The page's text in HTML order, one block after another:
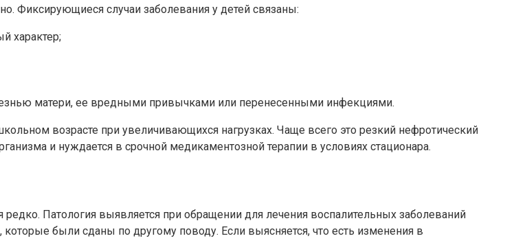
Фиксирующиеся случаи заболевания у детей связаны:
характер;
матери, ее вредными привычками или перенесенными инфекциями.
возрасте при увеличивающихся нагрузках. Чаще всего это резкий нефротический
и нуждается в срочной медикаментозной терапии в условиях стационара.
Патология выявляется при обращении для лечения воспалительных заболеваний
были сданы по другому поводу. Если выясняется, что есть изменения в